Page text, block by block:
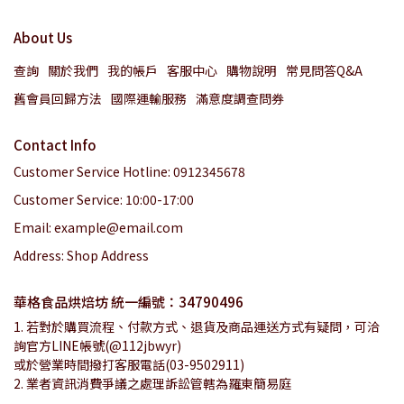
About Us
查詢 關於我們 我的帳戶 客服中心 購物說明 常見問答Q&A
舊會員回歸方法 國際運輸服務 滿意度調查問券
Contact Info
Customer Service Hotline: 0912345678
Customer Service: 10:00-17:00
Email: example@email.com
Address: Shop Address
華格食品烘焙坊 統一編號：34790496
1. 若對於購買流程、付款方式、退貨及商品運送方式有疑問，可洽
詢官方LINE帳號(@112jbwyr)
或於營業時間撥打客服電話(03-9502911)
2. 業者資訊消費爭議之處理訴訟管轄為羅東簡易庭